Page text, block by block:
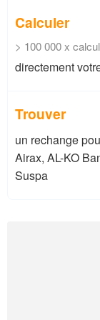
Calculer
> 100 000 x
directement
Trouver
un rechange
Airax, AL-KO
Suspa